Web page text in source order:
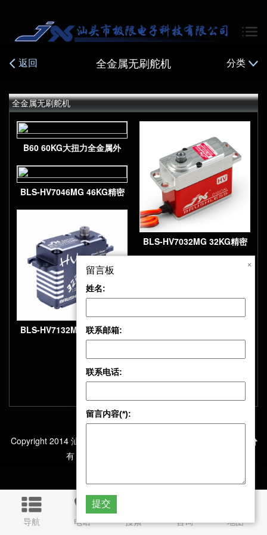
留言板
姓名:
联系邮箱:
联系电话:
留言内容(*):
×
返回 全金属无刷舵机 分类
全金属无刷舵机
B60 60KG大扭力全金属外
壳高压无刷舵机
BLS-HV7046MG 46KG精密
金属齿轮全CNC金属外壳高
压无刷数字锁尾舵机
BLS-HV7132MG 32KG大扭
数字舵机
BLS-HV7032MG 32KG精密
金属齿轮全CNC金属外壳高
BLS-HV7146MG 46KG大扭
力全金属外壳高压无刷数字
留言板
姓名:
联系邮箱:
联系电话:
留言内容(*):
×
Copyright 2014 汕头市极限电子科技有限公司 版权所
有 All Rights Reserved
导航 电话 搜索 咨询 地图